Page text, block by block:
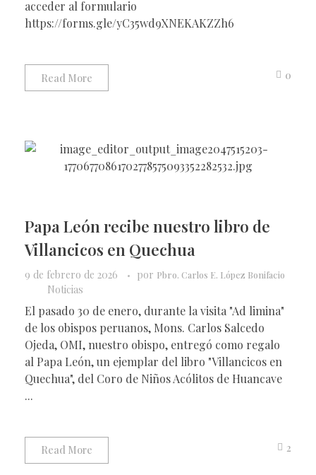
acceder al formulario
https://forms.gle/yC35wd9XNEKAKZZh6
Read More 0
Papa León recibe nuestro libro de
Villancicos en Quechua
9 de febrero de 2026 por Pbro. Carlos E. López Bonifacio
Noticias
El pasado 30 de enero, durante la visita "Ad limina"
de los obispos peruanos, Mons. Carlos Salcedo
Ojeda, OMI, nuestro obispo, entregó como regalo
al Papa León, un ejemplar del libro "Villancicos en
Quechua", del Coro de Niños Acólitos de Huancave
...
Read More 2